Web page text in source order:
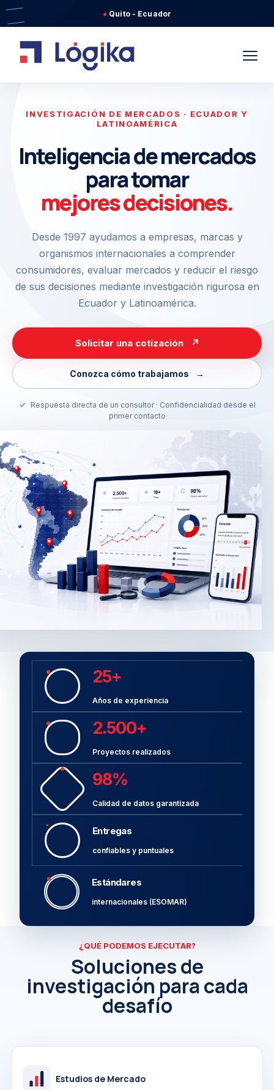
● Quito - Ecuador
INVESTIGACIÓN DE MERCADOS · ECUADOR Y
LATINOAMÉRICA
Inteligencia de mercados
para tomar
mejores decisiones.
Desde 1997 ayudamos a empresas, marcas y
organismos internacionales a comprender
consumidores, evaluar mercados y reducir el riesgo
de sus decisiones mediante investigación rigurosa en
Ecuador y Latinoamérica.
Solicitar una cotización ↗
Conozca cómo trabajamos →
✓
Respuesta directa de un consultor · Confidencialidad desde el
primer contacto
25+
Años de experiencia
2.500+
Proyectos realizados
98%
Calidad de datos garantizada
Entregas
confiables y puntuales
Estándares
internacionales (ESOMAR)